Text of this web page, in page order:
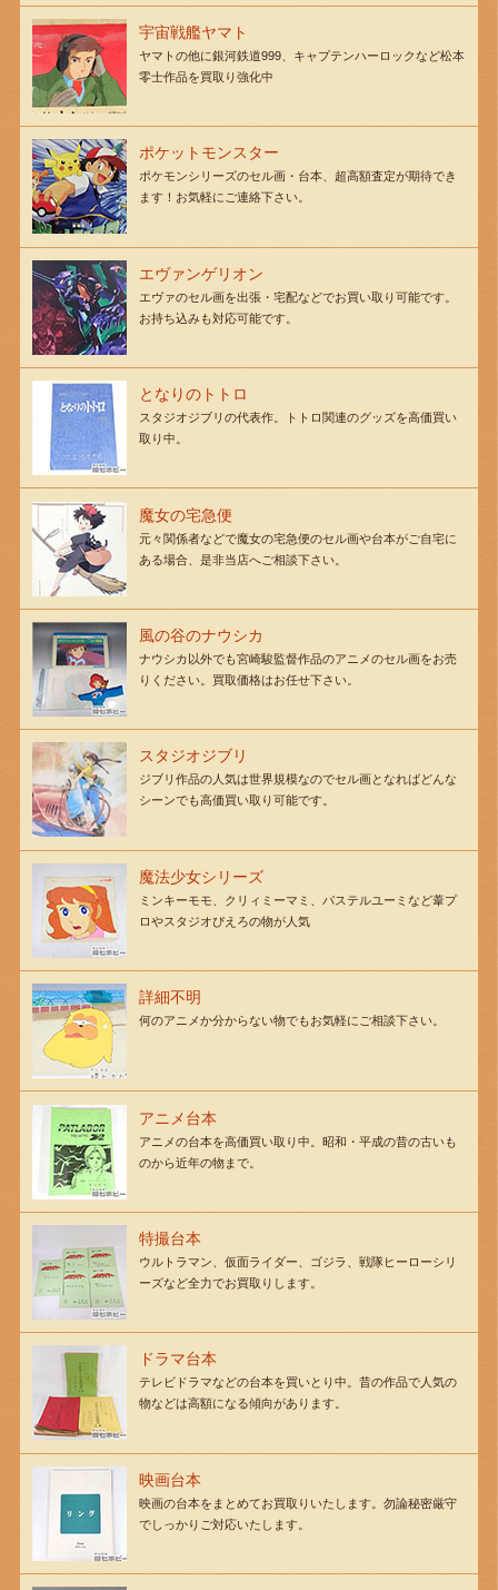
宇宙戦艦ヤマト
ヤマトの他に銀河鉄道999、キャプテンハーロックなど松本
零士作品を買取り強化中
ポケットモンスター
ポケモンシリーズのセル画・台本、超高額査定が期待でき
ます！お気軽にご連絡下さい。
エヴァンゲリオン
エヴァのセル画を出張・宅配などでお買い取り可能です。
お持ち込みも対応可能です。
となりのトトロ
スタジオジブリの代表作。トトロ関連のグッズを高価買い
取り中。
魔女の宅急便
元々関係者などで魔女の宅急便のセル画や台本がご自宅に
ある場合、是非当店へご相談下さい。
風の谷のナウシカ
ナウシカ以外でも宮崎駿監督作品のアニメのセル画をお売
りください。買取価格はお任せ下さい。
スタジオジブリ
ジブリ作品の人気は世界規模なのでセル画となればどんな
シーンでも高価買い取り可能です。
魔法少女シリーズ
ミンキーモモ、クリィミーマミ、パステルユーミなど葦プ
ロやスタジオぴえろの物が人気
詳細不明
何のアニメか分からない物でもお気軽にご相談下さい。
アニメ台本
アニメの台本を高価買い取り中。昭和・平成の昔の古いも
のから近年の物まで。
特撮台本
ウルトラマン、仮面ライダー、ゴジラ、戦隊ヒーローシリ
ーズなど全力でお買取りします。
ドラマ台本
テレビドラマなどの台本を買いとり中。昔の作品で人気の
物などは高額になる傾向があります。
映画台本
映画の台本をまとめてお買取りいたします。勿論秘密厳守
でしっかりご対応いたします。